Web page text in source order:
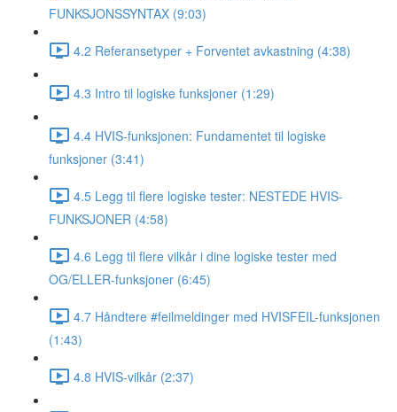
FUNKSJONSSYNTAX (9:03)
4.2 Referansetyper + Forventet avkastning (4:38)
4.3 Intro til logiske funksjoner (1:29)
4.4 HVIS-funksjonen: Fundamentet til logiske
funksjoner (3:41)
4.5 Legg til flere logiske tester: NESTEDE HVIS-
FUNKSJONER (4:58)
4.6 Legg til flere vilkår i dine logiske tester med
OG/ELLER-funksjoner (6:45)
4.7 Håndtere #feilmeldinger med HVISFEIL-funksjonen
(1:43)
4.8 HVIS-vilkår (2:37)